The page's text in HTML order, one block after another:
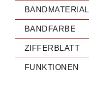
BANDMATERIAL
BANDFARBE
ZIFFERBLATT
FUNKTIONEN